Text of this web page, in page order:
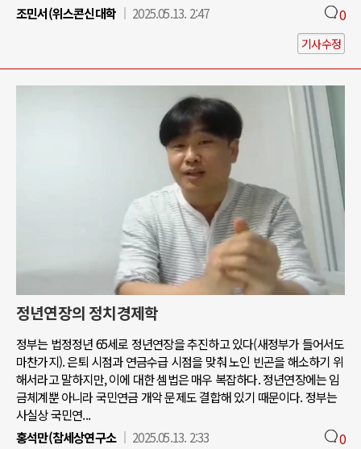
조민서(위스콘신대학
2025.05.13. 2:47 0
기사수정
정년연장의 정치경제학
정부는 법정정년 65세로 정년연장을 추진하고 있다(새정부가 들어서도
마찬가지). 은퇴 시점과 연금수급 시점을 맞춰 노인 빈곤을 해소하기 위
해서라고 말하지만, 이에 대한 셈법은 매우 복잡하다. 정년연장에는 임
금체계뿐 아니라 국민연금 개악 문제도 결합해 있기 때문이다. 정부는
사실상 국민연...
홍석만(참세상연구소
2025.05.13. 2:33 0